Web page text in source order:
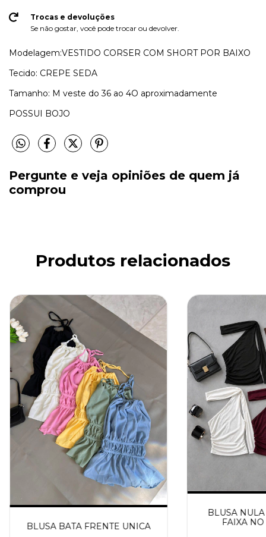
Trocas e devoluções
Se não gostar, você pode trocar ou devolver.
Modelagem:VESTIDO CORSER COM SHORT POR BAIXO
Tecido: CREPE SEDA
Tamanho: M veste do 36 ao 4O aproximadamente
POSSUI BOJO
Pergunte e veja opiniões de quem já
comprou
Produtos relacionados
BLUSA BATA FRENTE UNICA
BLUSA
FAIXA